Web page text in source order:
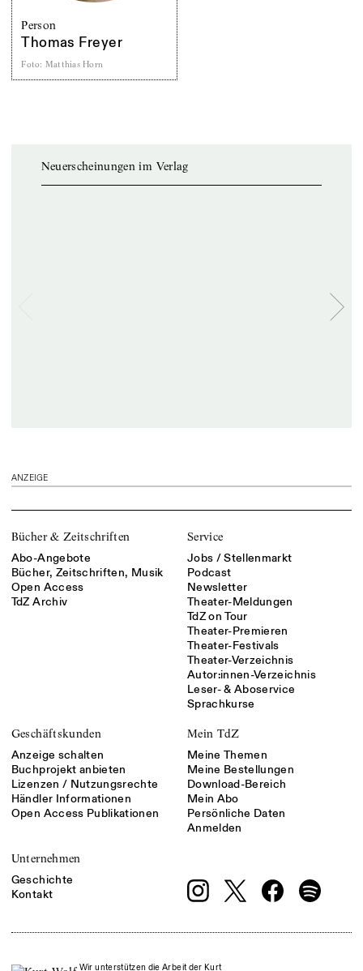
Person
Thomas Freyer
Foto: Matthias Horn
Neuerscheinungen im Verlag
ANZEIGE
Bücher & Zeitschriften
Abo-Angebote
Bücher, Zeitschriften, Musik
Open Access
TdZ Archiv
Service
Jobs / Stellenmarkt
Podcast
Newsletter
Theater-Meldungen
TdZ on Tour
Theater-Premieren
Theater-Festivals
Theater-Verzeichnis
Autor:innen-Verzeichnis
Leser- & Aboservice
Sprachkurse
Geschäftskunden
Anzeige schalten
Buchprojekt anbieten
Lizenzen / Nutzungsrechte
Händler Informationen
Open Access Publikationen
Mein TdZ
Meine Themen
Meine Bestellungen
Download-Bereich
Mein Abo
Persönliche Daten
Anmelden
Unternehmen
Geschichte
Kontakt
Wir unterstützen die Arbeit der Kurt